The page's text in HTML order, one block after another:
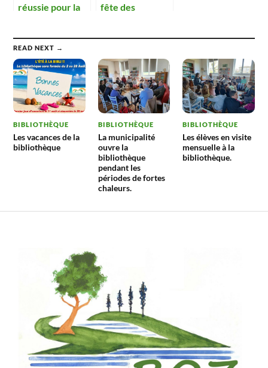
réussie pour la
fête des
READ NEXT →
BIBLIOTHÈQUE
Les vacances de la
bibliothèque
BIBLIOTHÈQUE
La municipalité
ouvre la
bibliothèque
pendant les
périodes de fortes
chaleurs.
BIBLIOTHÈQUE
Les élèves en visite
mensuelle à la
bibliothèque.